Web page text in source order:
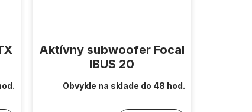
Aktívny subwoofer Focal
IBUS 20
Obvykle na sklade do 48 hod.